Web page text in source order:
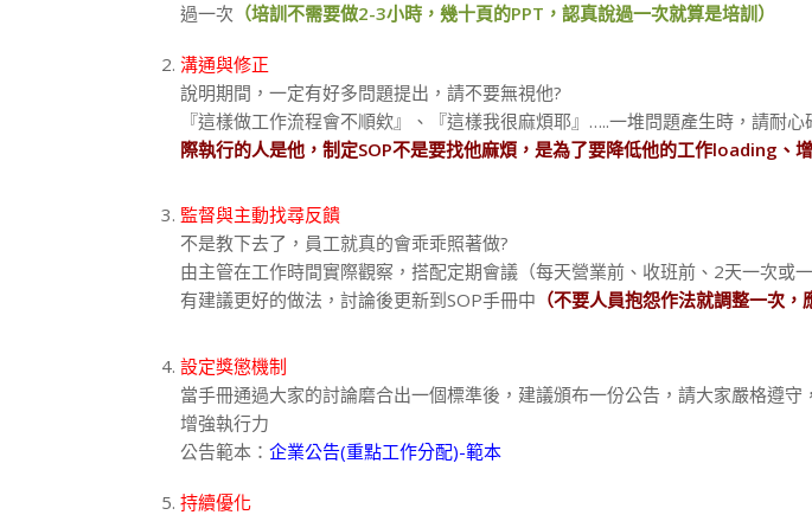
過一次 （培訓不需要做2-3小時，幾十頁的PPT，認真說過一次就算是培訓）
溝通與修正
說明期間，一定有好多問題提出，請不要無視他?
『這樣做工作流程會不順欸』、『這樣我很麻煩耶』…..一堆問題產生時，請耐
際執行的人是他，制定SOP不是要找他麻煩，是為了要降低他的工作loading、增
監督與主動找尋反饋
不是教下去了，員工就真的會乖乖照著做?
由主管在工作時間實際觀察，搭配定期會議（每天營業前、收班前、2天一次
有建議更好的做法，討論後更新到SOP手冊中 （不要人員抱怨作法就調整一次
設定獎懲機制
當手冊通過大家的討論磨合出一個標準後，建議頒布一份公告，請大家嚴格遵
增強執行力
公告範本： 企業公告(重點工作分配)-範本
持續優化